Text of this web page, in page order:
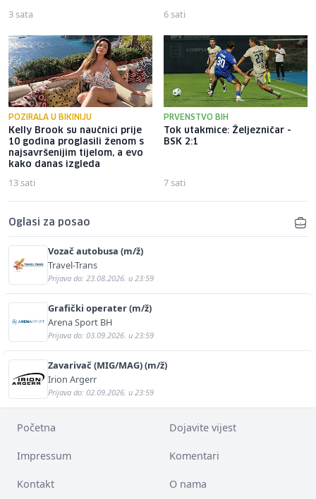
3 sata 6 sati
POZIRALA U BIKINIJU
Kelly Brook su naučnici prije
10 godina proglasili ženom s
najsavršenijim tijelom, a evo
kako danas izgleda
13 sati
PRVENSTVO BIH
Tok utakmice: Željezničar -
BSK 2:1
7 sati
Oglasi za posao
Vozač autobusa (m/ž)
Travel-Trans
Prijava do: 23.08.2026. u 23:59
Grafički operater (m/ž)
Arena Sport BH
Prijava do: 03.09.2026. u 23:59
Zavarivač (MIG/MAG) (m/ž)
Irion Argerr
Prijava do: 02.09.2026. u 23:59
Početna Dojavite vijest
Impressum Komentari
Kontakt O nama